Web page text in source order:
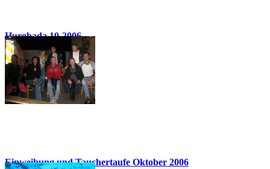
Hurghada 10-2006
74 Bilder
Einweihung und Tauchertaufe Oktober 2006